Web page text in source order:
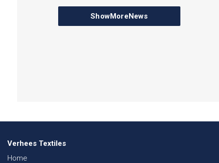
ShowMoreNews
Verhees Textiles
Home